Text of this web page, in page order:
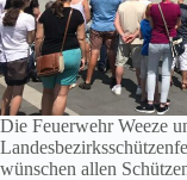
Die Feuerwehr Weeze
wünschen allen